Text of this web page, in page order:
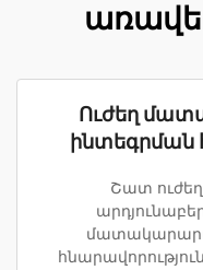
Ուժեղ
ինտեգրման
Շատ